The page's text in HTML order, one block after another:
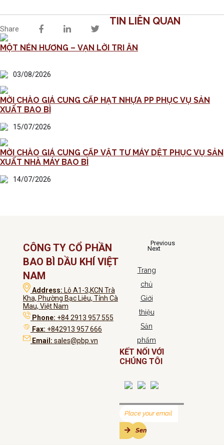
Previous
Next
Share
TIN LIÊN QUAN
MỘT NÉN HƯƠNG – VẠN LỜI TRI ÂN
03/08/2026
MỜI CHÀO GIÁ CUNG CẤP HẠT NHỰA PP PHỤC VỤ SẢN
XUẤT BAO BÌ
15/07/2026
MỜI CHÀO GIÁ CUNG CẤP VẬT TƯ MÁY DỆT PHỤC VỤ SẢN
XUẤT NHÀ MÁY BAO BÌ
14/07/2026
CÔNG TY CỔ PHẦN
BAO BÌ DẦU KHÍ VIỆT
NAM
Address: Lô A1-3,KCN Trà
Kha, Phường Bạc Liêu, Tỉnh Cà
Mau, Việt Nam
Phone: +84 2913 957 555
Fax: +842913 957 666
Email: sales@pbp.vn
Trang
chủ
Giới
thiệu
Sản
phẩm
KẾT NỐI VỚI
CHÚNG TÔI